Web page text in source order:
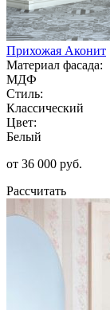
Прихожая Аконит
Материал фасада:
МДФ
Стиль:
Классический
Цвет:
Белый
от 36 000 руб.
Рассчитать